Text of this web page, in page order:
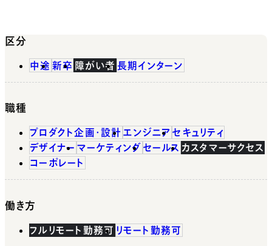
区分
中途 新卒 障がい者 長期インターン
職種
プロダクト企画・設計 エンジニア セキュリティ
デザイナー マーケティング セールス カスタマーサクセス
コーポレート
働き方
フルリモート勤務可 リモート勤務可